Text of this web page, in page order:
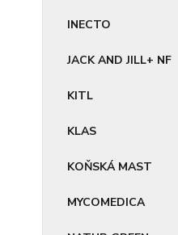
INECTO
JACK AND JILL+ NF
KITL
KLAS
KOŇSKÁ MAST
MYCOMEDICA